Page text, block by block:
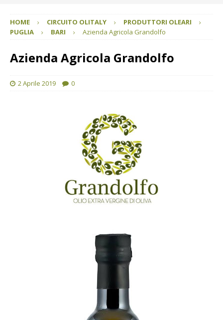
HOME CIRCUITO OLITALY
PRODUTTORI OLEARI
PUGLIA
BARI Azienda Agricola Grandolfo
Azienda Agricola Grandolfo
2 Aprile 2019 0